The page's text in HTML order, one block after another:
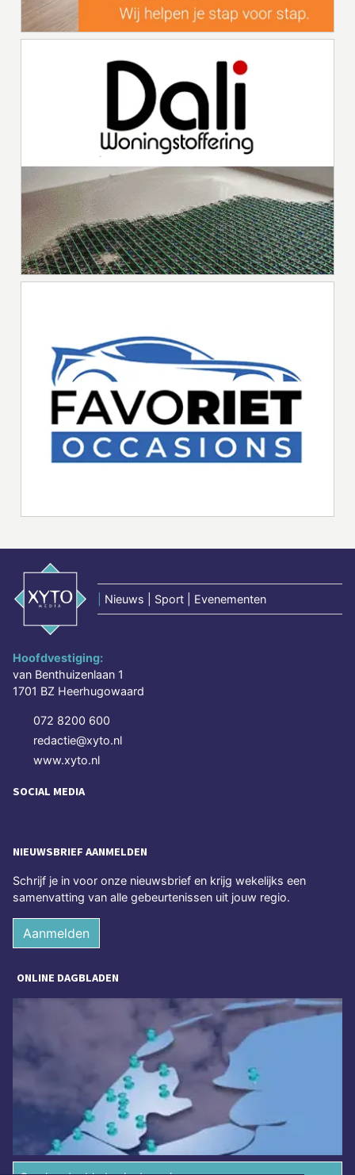
Nieuws | Sport | Evenementen
Hoofdvestiging:
van Benthuizenlaan 1
1701 BZ Heerhugowaard
072 8200 600
redactie@xyto.nl
www.xyto.nl
SOCIAL MEDIA
NIEUWSBRIEF AANMELDEN
Schrijf je in voor onze nieuwsbrief en krijg wekelijks een
samenvatting van alle gebeurtenissen uit jouw regio.
Aanmelden
ONLINE DAGBLADEN